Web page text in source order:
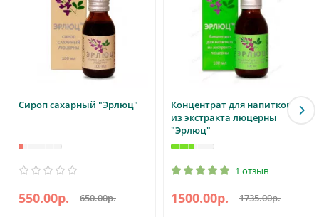
Сироп сахарный "Эрлюц"
550.00р. 650.00р.
Концентрат для напитков
из экстракта люцерны
"Эрлюц"
1 отзыв
1500.00р. 1735.00р.